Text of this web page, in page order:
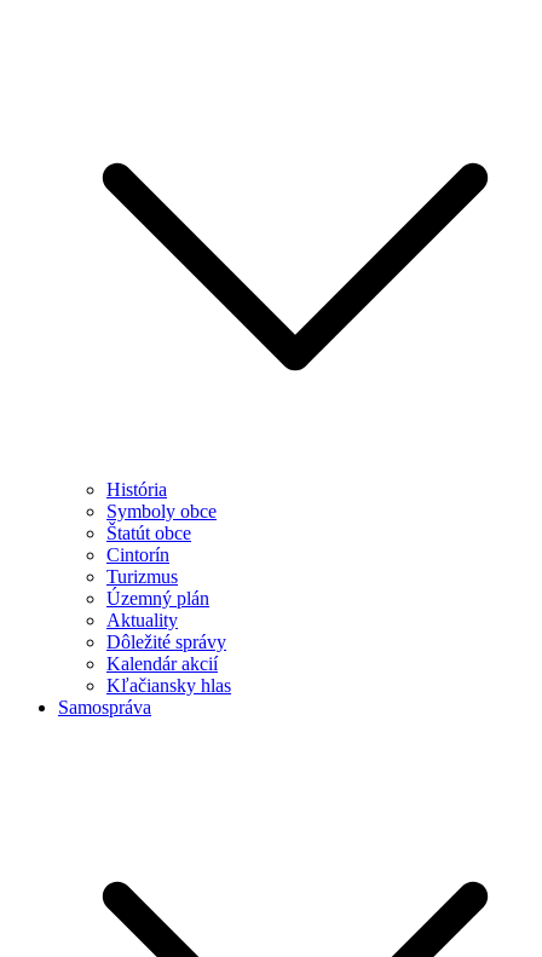
História
Symboly obce
Štatút obce
Cintorín
Turizmus
Územný plán
Aktuality
Dôležité správy
Kalendár akcií
Kľačiansky hlas
Samospráva